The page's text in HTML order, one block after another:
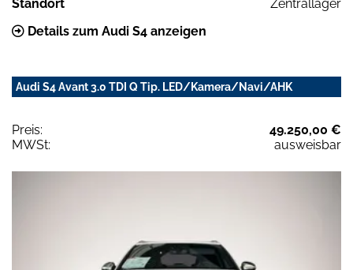
Standort
Zentrallager
Details zum Audi S4 anzeigen
Audi S4 Avant 3.0 TDI Q Tip. LED/Kamera/Navi/AHK
Preis:
49.250,00 €
MWSt:
ausweisbar